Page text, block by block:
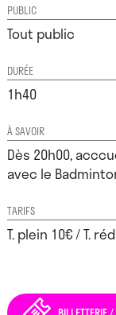
PUBLIC
Tout public
DURÉE
1h40
À SAVOIR
Dès 20h00,
avec le
TARIFS
T. plein 10€ / T.